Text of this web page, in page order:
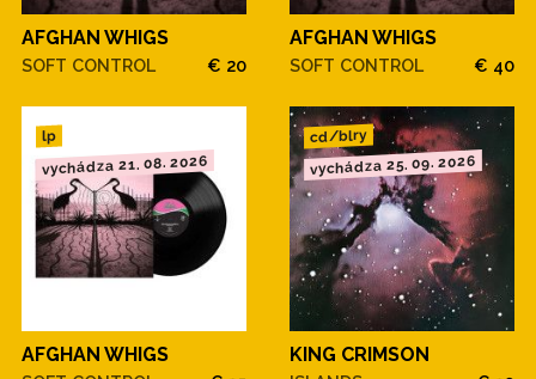
AFGHAN WHIGS
SOFT CONTROL € 20
AFGHAN WHIGS
SOFT CONTROL € 40
lp
vychádza 21. 08. 2026
AFGHAN WHIGS
cd/blry
vychádza 25. 09. 2026
KING CRIMSON